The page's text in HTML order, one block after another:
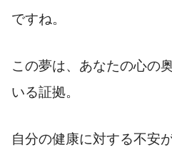
ですね。
この夢は、あなたの心の
いる証拠。
自分の健康に対する不安